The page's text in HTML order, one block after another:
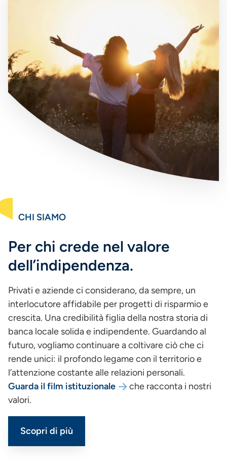
CHI SIAMO
Per chi crede nel valore
dell’indipendenza.
Privati e aziende ci considerano, da sempre, un
interlocutore affidabile per progetti di risparmio e
crescita. Una credibilità figlia della nostra storia di
banca locale solida e indipendente. Guardando al
futuro, vogliamo continuare a coltivare ciò che ci
rende unici: il profondo legame con il territorio e
l’attenzione costante alle relazioni personali.
Guarda il film istituzionale
che racconta i nostri
valori.
Scopri di più